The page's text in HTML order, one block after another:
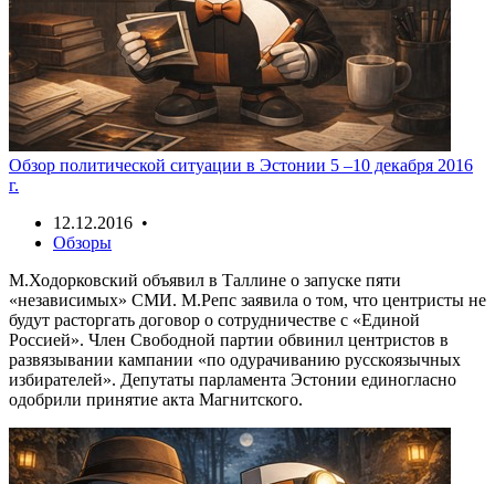
Обзор политической ситуации в Эстонии 5 –10 декабря 2016
г.
12.12.2016 •
Обзоры
М.Ходорковский объявил в Таллине о запуске пяти
«независимых» СМИ. М.Репс заявила о том, что центристы не
будут расторгать договор о сотрудничестве с «Единой
Россией». Член Свободной партии обвинил центристов в
развязывании кампании «по одурачиванию русскоязычных
избирателей». Депутаты парламента Эстонии единогласно
одобрили принятие акта Магнитского.